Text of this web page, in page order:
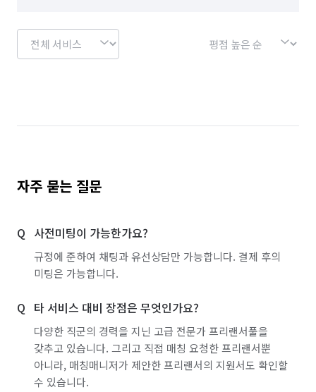
자주 묻는 질문
사전미팅이 가능한가요?
규정에 준하여 채팅과 유선상담만 가능합니다. 결제 후의
미팅은 가능합니다.
타 서비스 대비 장점은 무엇인가요?
다양한 직군의 경력을 지닌 고급 전문가 프리랜서풀을
갖추고 있습니다. 그리고 직접 매칭 요청한 프리랜서뿐
아니라, 매칭매니저가 제안한 프리랜서의 지원서도 확인할
수 있습니다.